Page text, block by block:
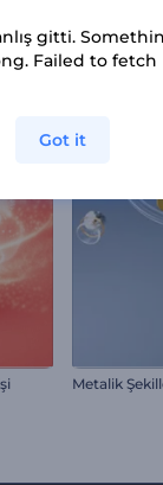
Metalik
gitti.
Failed to fetch
Got it